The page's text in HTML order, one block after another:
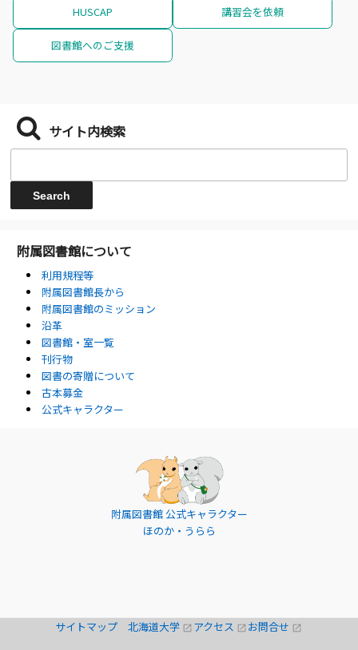
HUSCAP 講習会を依頼
図書館へのご支援
サイト内検索
附属図書館について
利用規程等
附属図書館長から
附属図書館のミッション
沿革
図書館・室一覧
刊行物
図書の寄贈について
古本募金
公式キャラクター
附属図書館 公式キャラクター
ほのか・うらら
サイトマップ北海道大学 open_in_newアクセス open_in_newお問合せ open_in_new